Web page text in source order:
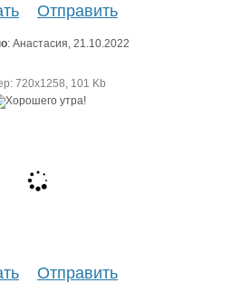
Отправить
: Анастасия, 21.10.2022
720х1258, 101 Kb
Отправить